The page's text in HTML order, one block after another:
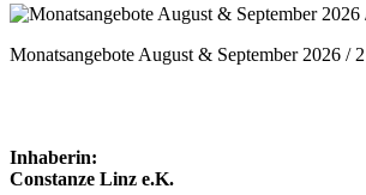
Monatsangebote August & September 2026 / 2
Inhaberin:
Constanze Linz e.K.